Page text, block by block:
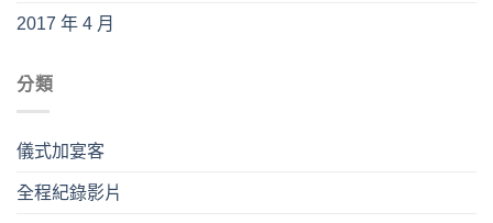
2017 年 4 月
分類
儀式加宴客
全程紀錄影片